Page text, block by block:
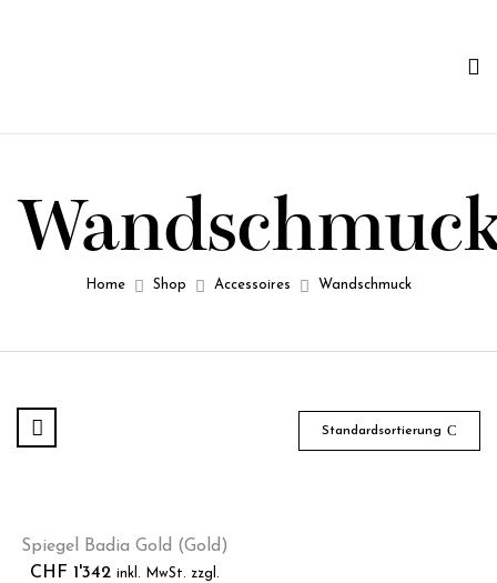
Home Shop Accessoires Wandschmuck
Standardsortierung
Spiegel Badia Gold (Gold)
CHF 1'342 inkl. MwSt. zzgl.